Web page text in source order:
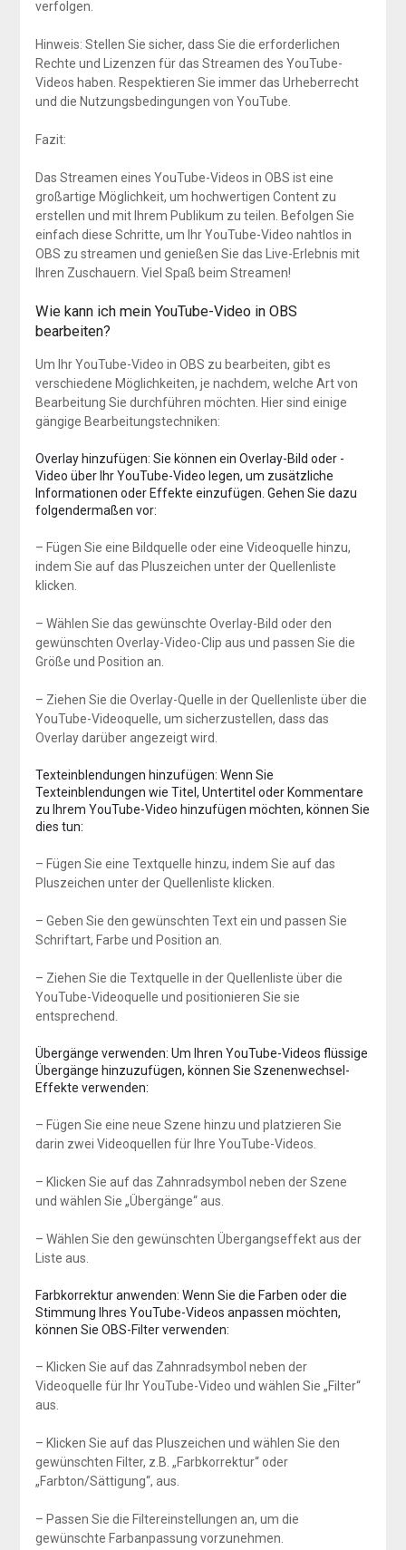
verfolgen.
Hinweis: Stellen Sie sicher, dass Sie die erforderlichen
Rechte und Lizenzen für das Streamen des YouTube-
Videos haben. Respektieren Sie immer das Urheberrecht
und die Nutzungsbedingungen von YouTube.
Fazit:
Das Streamen eines YouTube-Videos in OBS ist eine
großartige Möglichkeit, um hochwertigen Content zu
erstellen und mit Ihrem Publikum zu teilen. Befolgen Sie
einfach diese Schritte, um Ihr YouTube-Video nahtlos in
OBS zu streamen und genießen Sie das Live-Erlebnis mit
Ihren Zuschauern. Viel Spaß beim Streamen!
Wie kann ich mein YouTube-Video in OBS
bearbeiten?
Um Ihr YouTube-Video in OBS zu bearbeiten, gibt es
verschiedene Möglichkeiten, je nachdem, welche Art von
Bearbeitung Sie durchführen möchten. Hier sind einige
gängige Bearbeitungstechniken:
Overlay hinzufügen: Sie können ein Overlay-Bild oder -
Video über Ihr YouTube-Video legen, um zusätzliche
Informationen oder Effekte einzufügen. Gehen Sie dazu
folgendermaßen vor:
– Fügen Sie eine Bildquelle oder eine Videoquelle hinzu,
indem Sie auf das Pluszeichen unter der Quellenliste
klicken.
– Wählen Sie das gewünschte Overlay-Bild oder den
gewünschten Overlay-Video-Clip aus und passen Sie die
Größe und Position an.
– Ziehen Sie die Overlay-Quelle in der Quellenliste über die
YouTube-Videoquelle, um sicherzustellen, dass das
Overlay darüber angezeigt wird.
Texteinblendungen hinzufügen: Wenn Sie
Texteinblendungen wie Titel, Untertitel oder Kommentare
zu Ihrem YouTube-Video hinzufügen möchten, können Sie
dies tun:
– Fügen Sie eine Textquelle hinzu, indem Sie auf das
Pluszeichen unter der Quellenliste klicken.
– Geben Sie den gewünschten Text ein und passen Sie
Schriftart, Farbe und Position an.
– Ziehen Sie die Textquelle in der Quellenliste über die
YouTube-Videoquelle und positionieren Sie sie
entsprechend.
Übergänge verwenden: Um Ihren YouTube-Videos flüssige
Übergänge hinzuzufügen, können Sie Szenenwechsel-
Effekte verwenden:
– Fügen Sie eine neue Szene hinzu und platzieren Sie
darin zwei Videoquellen für Ihre YouTube-Videos.
– Klicken Sie auf das Zahnradsymbol neben der Szene
und wählen Sie „Übergänge“ aus.
– Wählen Sie den gewünschten Übergangseffekt aus der
Liste aus.
Farbkorrektur anwenden: Wenn Sie die Farben oder die
Stimmung Ihres YouTube-Videos anpassen möchten,
können Sie OBS-Filter verwenden:
– Klicken Sie auf das Zahnradsymbol neben der
Videoquelle für Ihr YouTube-Video und wählen Sie „Filter“
aus.
– Klicken Sie auf das Pluszeichen und wählen Sie den
gewünschten Filter, z.B. „Farbkorrektur“ oder
„Farbton/Sättigung“, aus.
– Passen Sie die Filtereinstellungen an, um die
gewünschte Farbanpassung vorzunehmen.